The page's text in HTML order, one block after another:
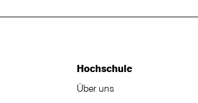
Hochschule
Über uns